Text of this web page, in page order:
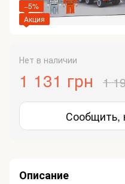
−5%
Акция
Нет в наличии
1 131 грн 1
Сообщить,
Описание